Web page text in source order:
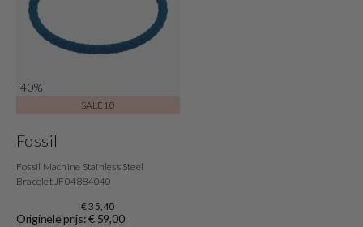
-40%
SALE10
Fossil
Fossil Machine Stainless Steel
Bracelet JF04884040
€ 35,40
Originele prijs: € 59,00